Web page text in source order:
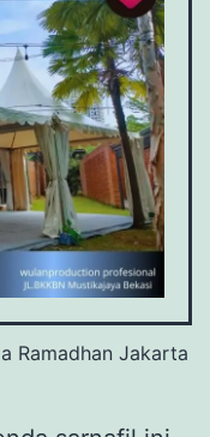
Ramadhan Jakarta